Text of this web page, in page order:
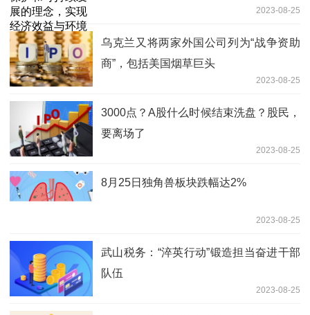
2023-08-25
乌克兰又将两家外国公司列为“战争资助
商”，包括美国烟草巨头
2023-08-25
3000点？A股什么时候结束洗盘？股民，
要离场了
2023-08-25
8月25日独角兽板块跌幅达2%
2023-08-25
武山税务：“淬英行动”锻造担当奋进干部
队伍
2023-08-25